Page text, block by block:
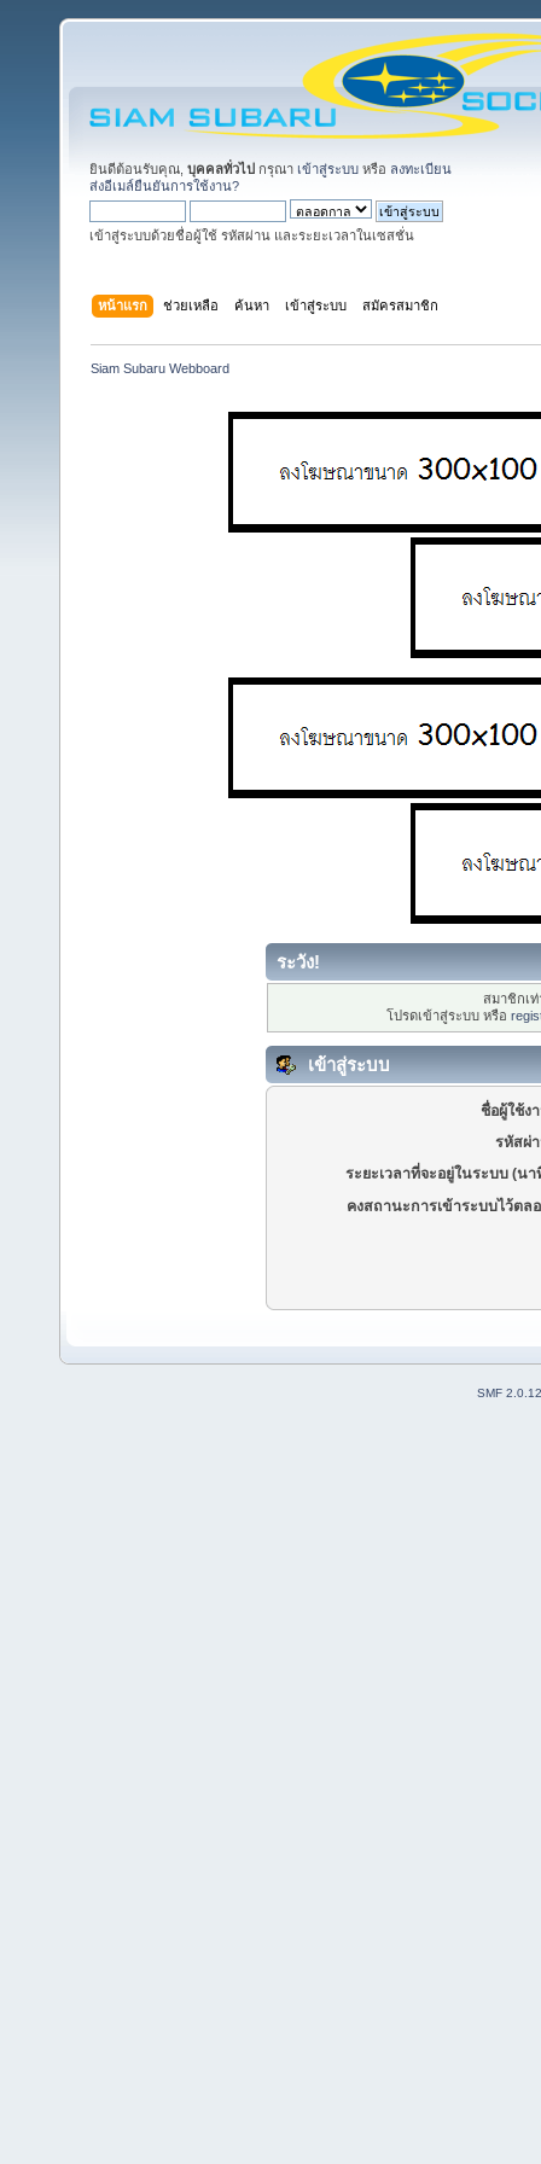
ยินดีต้อนรับคุณ, บุคคลทั่วไป กรุณา เข้าสู่ระบบ หรือ ลงทะเบียน
ส่งอีเมล์ยืนยันการใช้งาน?
เข้าสู่ระบบด้วยชื่อผู้ใช้ รหัสผ่าน และระยะเวลาในเซสชั่น
หน้าแรก ช่วยเหลือ ค้นหา เข้าสู่ระบบ สมัครสมาชิก
Siam Subaru Webboard
ระวัง!
สมาชิกเ
โปรดเข้าสู่ระบบ หรือ
เข้าสู่ระบบ
ชื่อผู้ใช้ง
รหัสผ่
ระยะเวลาที่จะอยู่ในระบบ (นา
คงสถานะการเข้าระบบไว้ตล
SMF 2.0.12